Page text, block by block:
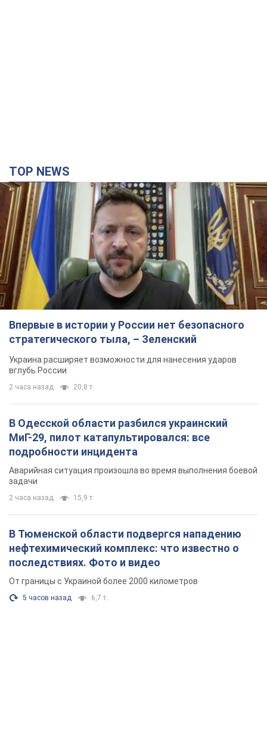
TOP NEWS
Впервые в истории у России нет безопасного
стратегического тыла, – Зеленский
Украина расширяет возможности для нанесения ударов
вглубь России
2 часа назад 20,8 т.
В Одесской области разбился украинский
МиГ-29, пилот катапультировался: все
подробности инцидента
Аварийная ситуация произошла во время выполнения боевой
задачи
2 часа назад 15,9 т.
В Тюменской области подвергся нападению
нефтехимический комплекс: что известно о
последствиях. Фото и видео
От границы с Украиной более 2000 километров
5 часов назад 6,7 т.